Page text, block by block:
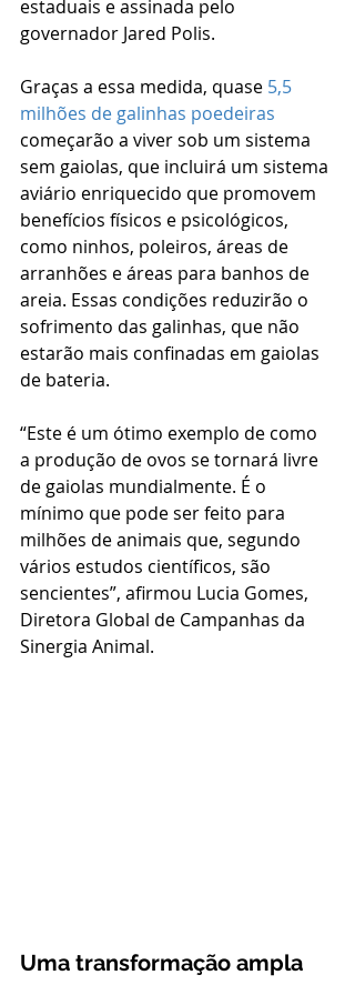
estaduais e assinada pelo
governador Jared Polis.
Graças a essa medida, quase 5,5
milhões de galinhas poedeiras
começarão a viver sob um sistema
sem gaiolas, que incluirá um sistema
aviário enriquecido que promovem
benefícios físicos e psicológicos,
como ninhos, poleiros, áreas de
arranhões e áreas para banhos de
areia. Essas condições reduzirão o
sofrimento das galinhas, que não
estarão mais confinadas em gaiolas
de bateria.
“Este é um ótimo exemplo de como
a produção de ovos se tornará livre
de gaiolas mundialmente. É o
mínimo que pode ser feito para
milhões de animais que, segundo
vários estudos científicos, são
sencientes”, afirmou Lucia Gomes,
Diretora Global de Campanhas da
Sinergia Animal.
Uma transformação ampla